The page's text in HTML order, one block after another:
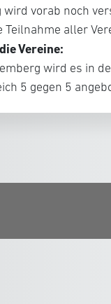
wird vorab noch
aller
Vereine:
wird es in
5 gegen 5